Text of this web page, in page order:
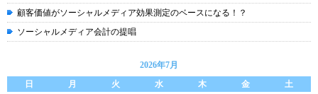
顧客価値がソーシャルメディア効果測定のベースになる！？
ソーシャルメディア会計の提唱
2026年7月
日
月 火 水 木 金
土